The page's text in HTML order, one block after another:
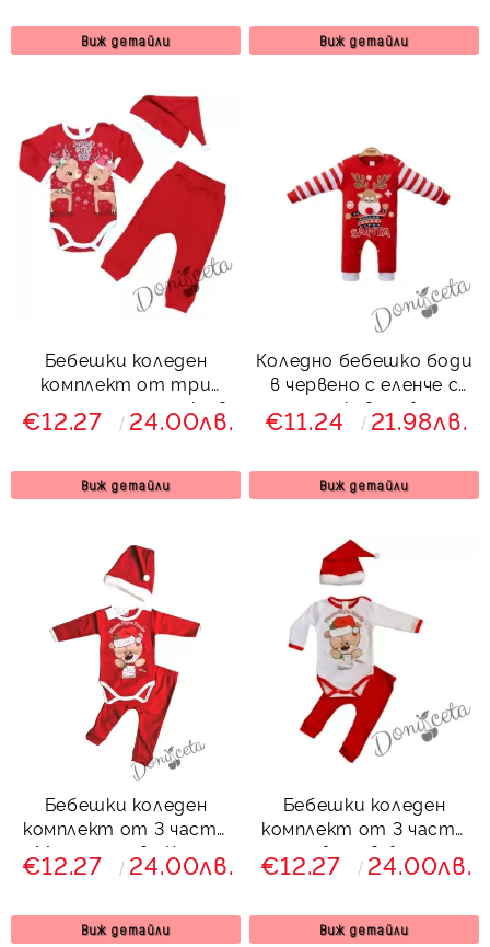
Виж детайли
с коледни мотиви
Виж детайли
Бебешки коледен
комплект от три
части със сърнички в
червено
€12.27 24.00лв.
Виж детайли
Коледно бебешко боди
в червено с еленче с
дълъг ръкав на бели и
червени райета
€11.24 21.98лв.
Виж детайли
Бебешки коледен
комплект от 3 части
с Моята първа Коледа
675004653
€12.27 24.00лв.
Виж детайли
Бебешки коледен
комплект от 3 части
от боди в бяло с
Моята първа Коледа
€12.27 24.00лв.
Виж детайли